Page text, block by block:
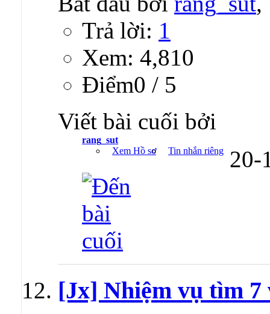
Trả lời: 1
Xem: 4,810
Ðiểm0 / 5
Viết bài cuối bởi
rang_sut
Xem Hồ sơ
Tin nhắn riêng 20-
[Jx] Nhiệm vụ tìm 7